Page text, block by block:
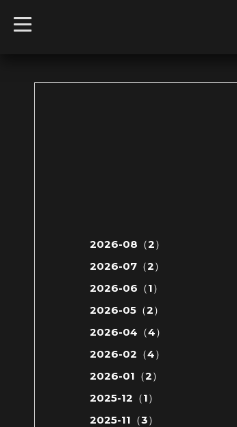
t
o
2026-08（2）
2026-07（2）
2026-06（1）
2026-05（2）
2026-04（4）
2026-02（4）
2026-01（2）
2025-12（1）
2025-11（3）